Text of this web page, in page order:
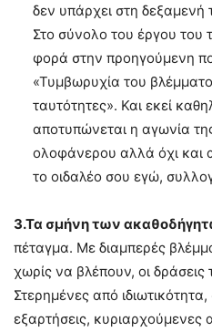
δεν υπάρχει στη δεξαμενή
Στο σύνολο του έργου του
φορά στην προηγούμενη
«Τυμβωρυχία του
ταυτότητες». Και εκεί
αποτυπώνεται η αγωνία
ολοφάνερου αλλά όχι και
το οιδαλέο σου εγώ,
3.Τα σμήνη των
πέταγμα. Με διαμπερές
χωρίς να βλέπουν, οι
Στερημένες από
εξαρτήσεις,